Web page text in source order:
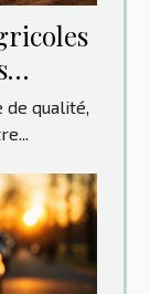
de qualité,